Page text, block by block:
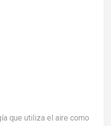
que utiliza el aire como